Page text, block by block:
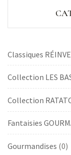
Classiques
Collection LES
Collection
Fantaisies
Gourmandises (0)